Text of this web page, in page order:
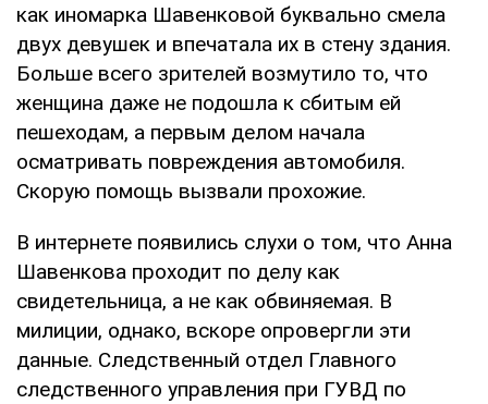
как иномарка Шавенковой буквально смела
двух девушек и впечатала их в стену здания.
Больше всего зрителей возмутило то, что
женщина даже не подошла к сбитым ей
пешеходам, а первым делом начала
осматривать повреждения автомобиля.
Скорую помощь вызвали прохожие.
В интернете появились слухи о том, что Анна
Шавенкова проходит по делу как
свидетельница, а не как обвиняемая. В
милиции, однако, вскоре опровергли эти
данные. Следственный отдел Главного
следственного управления при ГУВД по